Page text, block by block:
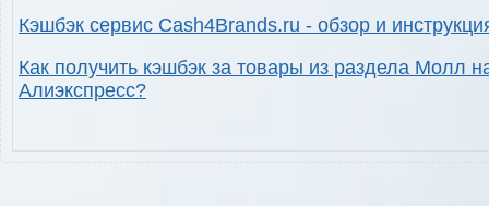
Кэшбэк сервис Cash4Brands.ru - обзор и
Как получить кэшбэк за товары из раздела Молл
Алиэкспресс?